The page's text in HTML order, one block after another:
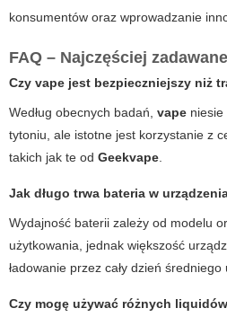
konsumentów oraz wprowadzanie
FAQ – Najczęściej
Czy vape jest bezpieczniejszy niż
Według obecnych badań, vape
tytoniu, ale istotne jest korzystanie z
takich jak te od Geekvape
Jak długo trwa bateria w
Wydajność baterii zależy od modelu
użytkowania, jednak większość
ładowanie przez cały dzień średniego
Czy mogę używać różnych